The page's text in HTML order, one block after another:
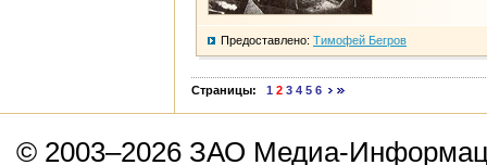
Предоставлено: Тимофей Бегров
Страницы: 1 2 3 4 5 6
© 2003–2026 ЗАО Медиа-